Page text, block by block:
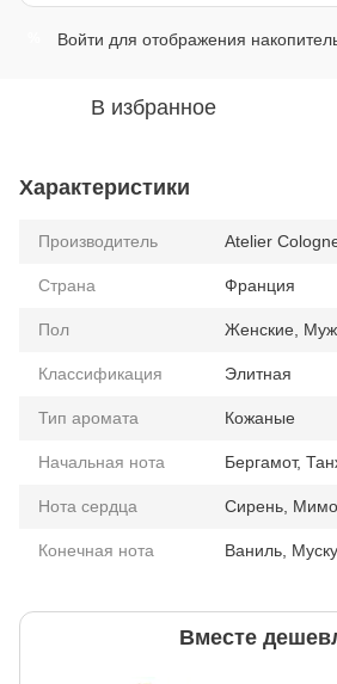
Войти для отображения
В избранное
Характеристики
Производитель Atelier
Страна Франция
Пол Женские,
Классификация Элитная
Тип аромата Кожаные
Начальная нота Бергамот,
Нота сердца Сирень,
Конечная нота Ваниль,
Вместе